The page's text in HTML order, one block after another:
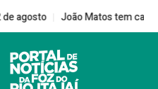
João Matos tem candidatura